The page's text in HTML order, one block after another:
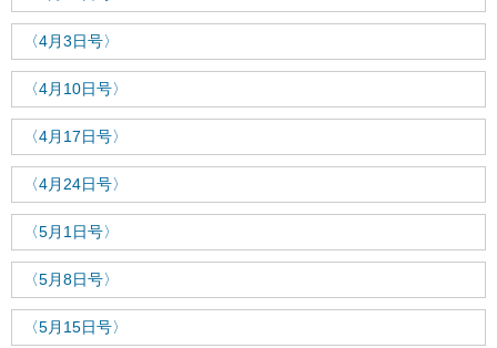
〈4月3日号〉
〈4月10日号〉
〈4月17日号〉
〈4月24日号〉
〈5月1日号〉
〈5月8日号〉
〈5月15日号〉